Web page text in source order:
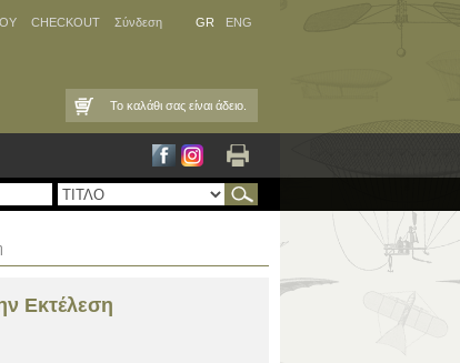
CHECKOUT Σύνδεση GR ENG
Το καλάθι σας είναι άδειο.
Εκτέλεση